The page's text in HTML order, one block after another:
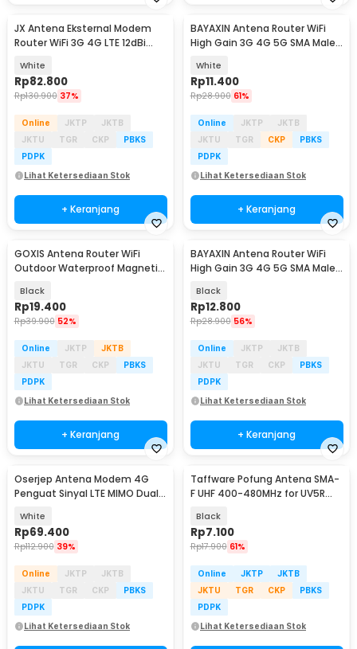
JX Antena Eksternal Modem
Router WiFi 3G 4G LTE 12dBi
3800-10
White
Rp82.800
Rp130.900 37%
Online JKTP
JKTB
JKTU
TGR CKP
PBKS
PDPK
Lihat Ketersediaan Stok
+ Keranjang
BAYAXIN Antena Router WiFi
High Gain 3G 4G 5G SMA Male
White
Rp11.400
Rp28.900 61%
Online JKTP
JKTB
JKTU
TGR CKP
PBKS
PDPK
Lihat Ketersediaan Stok
+ Keranjang
GOXIS Antena Router WiFi
Outdoor Waterproof Magnetic
Black
Rp19.400
Rp39.900 52%
Online JKTP
JKTB
JKTU
TGR CKP
PBKS
PDPK
Lihat Ketersediaan Stok
+ Keranjang
BAYAXIN Antena Router WiFi
High Gain 3G 4G 5G SMA Male
Black
Rp12.800
Rp28.900 56%
Online JKTP
JKTB
JKTU
TGR CKP
PBKS
PDPK
Lihat Ketersediaan Stok
+ Keranjang
Oserjep Antena Modem 4G
Penguat Sinyal LTE MIMO Dual
ANT4G01
White
Rp69.400
Rp112.900 39%
Online JKTP
JKTB
JKTU
TGR CKP
PBKS
PDPK
Lihat Ketersediaan Stok
Taffware Pofung Antena SMA-
F UHF 400-480MHz for UV5R
Black
Rp7.100
Rp17.900 61%
Online JKTP
JKTB
JKTU
TGR CKP
PBKS
PDPK
Lihat Ketersediaan Stok